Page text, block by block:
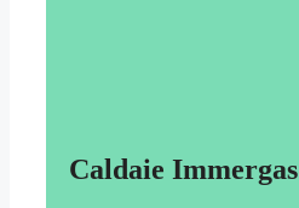
Caldaie Immergas